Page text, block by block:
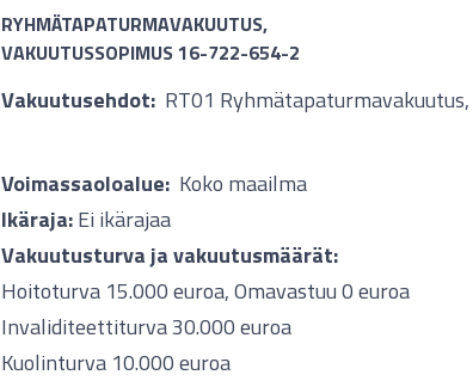
RYHMÄTAPATURMAVAKUUTUS,
VAKUUTUSSOPIMUS 16-722-654-2
Vakuutusehdot: RT01
Voimassaoloalue: Koko maailma
Ikäraja:Ei ikärajaa
Vakuutusturva ja vakuutusmäärät:
Hoitoturva 15.000 euroa, Omavastuu 0 euroa
Invaliditeettiturva 30.000 euroa
Kuolinturva 10.000 euroa